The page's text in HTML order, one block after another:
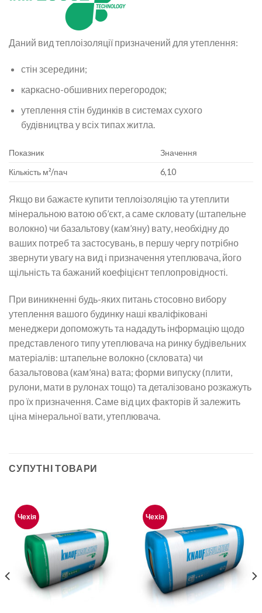
Даний вид теплоізоляції призначений для утеплення:
стін зсередини;
каркасно-обшивних перегородок;
утеплення стін будинків в системах сухого
будівництва у всіх типах житла.
Показник
Значення
Кількість м²/пач
6,10
Якщо ви бажаєте купити теплоізоляцію та утеплити
мінеральною ватою об’єкт, а саме скловату (штапельне
волокно) чи базальтову (кам’яну) вату, необхідну до
ваших потреб та застосувань, в першу чергу потрібно
звернути увагу на вид і призначення утеплювача, його
щільність та бажаний коефіцієнт теплопровідності.
При виникненні будь-яких питань стосовно вибору
утеплення вашого будинку наші кваліфіковані
менеджери допоможуть та нададуть інформацію щодо
представленого типу утеплювача на ринку будівельних
матеріалів: штапельне волокно (скловата) чи
базальтовова (кам’яна) вата; форми випуску (плити,
рулони, мати в рулонах тощо) та деталізовано розкажуть
про їх призначення. Саме від цих факторів й залежить
ціна мінеральної вати, утеплювача.
СУПУТНІ ТОВАРИ
Чехія Чехія